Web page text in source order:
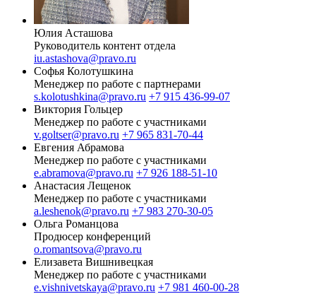
Юлия Асташова
Руководитель контент отдела
iu.astashova@pravo.ru
Софья Колотушкина
Менеджер по работе с партнерами
s.kolotushkina@pravo.ru +7 915 436-99-07
Виктория Гольцер
Менеджер по работе с участниками
v.goltser@pravo.ru +7 965 831-70-44
Евгения Абрамова
Менеджер по работе с участниками
e.abramova@pravo.ru +7 926 188-51-10
Анастасия Лещенок
Менеджер по работе с участниками
a.leshenok@pravo.ru +7 983 270-30-05
Ольга Романцова
Продюсер конференций
o.romantsova@pravo.ru
Елизавета Вишнивецкая
Менеджер по работе с участниками
e.vishnivetskaya@pravo.ru +7 981 460-00-28